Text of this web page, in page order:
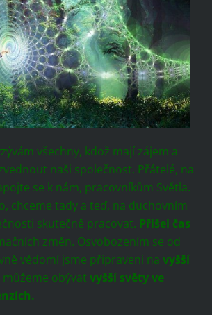
všechny, kdož mají zájem a
naši společnost. Přátelé, na
se k nám, pracovníkům Světla.
chceme tady a teď, na duchovním
skutečně pracovat. Přišel čas
změn. Osvobozením se od
vědomí jsme připraveni na vyšší
můžeme obývat vyšší světy ve